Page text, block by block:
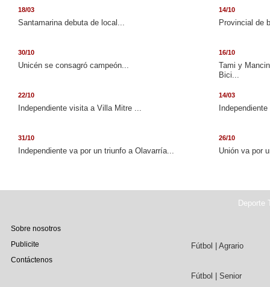
18/03
Santamarina debuta de local...
14/10
Provincial de
30/10
Unicén se consagró campeón...
16/10
Tami y
Bici...
22/10
Independiente visita a Villa Mitre ...
14/03
31/10
Independiente va por un triunfo a Olavarría...
26/10
Unión va por
Deporte
Sobre nosotros
Publicite
Contáctenos
Fútbol | Agrario
Fútbol | Senior